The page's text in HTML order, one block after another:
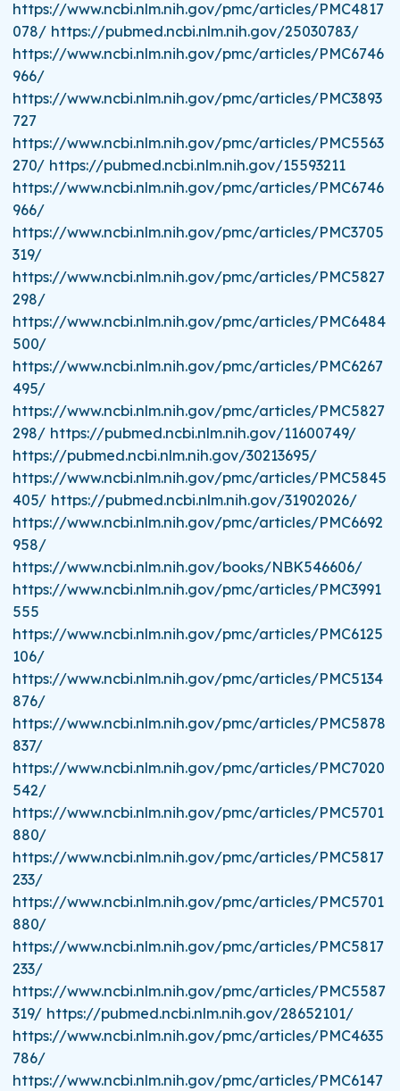
https://www.ncbi.nlm.nih.gov/pmc/articles/PMC4817
078/ https://pubmed.ncbi.nlm.nih.gov/25030783/
https://www.ncbi.nlm.nih.gov/pmc/articles/PMC6746
966/
https://www.ncbi.nlm.nih.gov/pmc/articles/PMC3893
727
https://www.ncbi.nlm.nih.gov/pmc/articles/PMC5563
270/ https://pubmed.ncbi.nlm.nih.gov/15593211
https://www.ncbi.nlm.nih.gov/pmc/articles/PMC6746
966/
https://www.ncbi.nlm.nih.gov/pmc/articles/PMC3705
319/
https://www.ncbi.nlm.nih.gov/pmc/articles/PMC5827
298/
https://www.ncbi.nlm.nih.gov/pmc/articles/PMC6484
500/
https://www.ncbi.nlm.nih.gov/pmc/articles/PMC6267
495/
https://www.ncbi.nlm.nih.gov/pmc/articles/PMC5827
298/ https://pubmed.ncbi.nlm.nih.gov/11600749/
https://pubmed.ncbi.nlm.nih.gov/30213695/
https://www.ncbi.nlm.nih.gov/pmc/articles/PMC5845
405/ https://pubmed.ncbi.nlm.nih.gov/31902026/
https://www.ncbi.nlm.nih.gov/pmc/articles/PMC6692
958/
https://www.ncbi.nlm.nih.gov/books/NBK546606/
https://www.ncbi.nlm.nih.gov/pmc/articles/PMC3991
555
https://www.ncbi.nlm.nih.gov/pmc/articles/PMC6125
106/
https://www.ncbi.nlm.nih.gov/pmc/articles/PMC5134
876/
https://www.ncbi.nlm.nih.gov/pmc/articles/PMC5878
837/
https://www.ncbi.nlm.nih.gov/pmc/articles/PMC7020
542/
https://www.ncbi.nlm.nih.gov/pmc/articles/PMC5701
880/
https://www.ncbi.nlm.nih.gov/pmc/articles/PMC5817
233/
https://www.ncbi.nlm.nih.gov/pmc/articles/PMC5701
880/
https://www.ncbi.nlm.nih.gov/pmc/articles/PMC5817
233/
https://www.ncbi.nlm.nih.gov/pmc/articles/PMC5587
319/ https://pubmed.ncbi.nlm.nih.gov/28652101/
https://www.ncbi.nlm.nih.gov/pmc/articles/PMC4635
786/
https://www.ncbi.nlm.nih.gov/pmc/articles/PMC6147